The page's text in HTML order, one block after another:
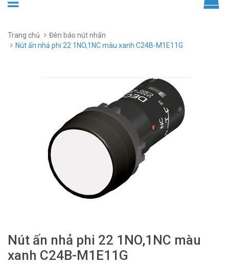
Trang chủ
Đèn báo nút nhấn
Nút ấn nhả phi 22 1NO,1NC màu xanh C24B-M1E11G
Nút ấn nhả phi 22 1NO,1NC màu
xanh C24B-M1E11G